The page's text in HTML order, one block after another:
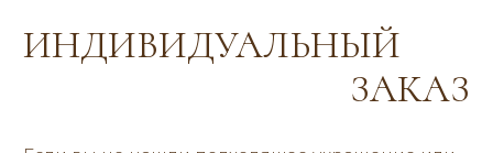
Коллекции